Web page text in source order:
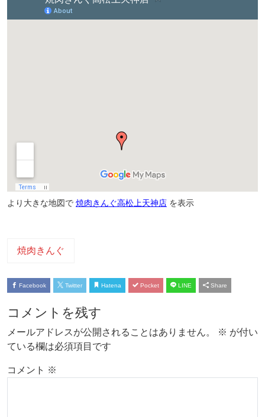
より大きな地図で 焼肉きんぐ高松上天神店 を表示
焼肉きんぐ
Facebook Twitter Hatena Pocket LINE Share
コメントを残す
メールアドレスが公開されることはありません。 ※ が付い
ている欄は必須項目です
コメント ※